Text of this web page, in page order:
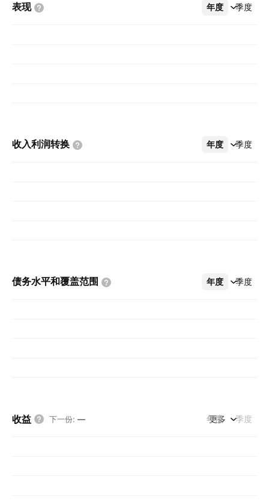
表现 年度 季度
更多
收入利润转换 年度 季度
更多
债务水平和覆盖范围 年度 季度
更多
收益 下一份: — 年度 季度
更多